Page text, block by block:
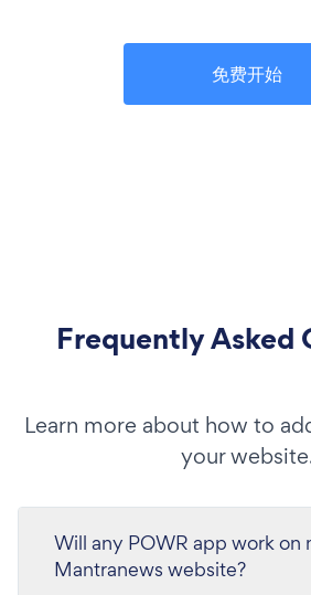
免费开始
Frequently Asked
Learn more about how to
your
Will any POWR app work on
Mantranews website?